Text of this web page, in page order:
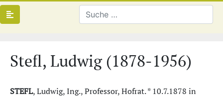
Stefl, Ludwig (1878-1956)
STEFL, Ludwig, Ing., Professor, Hofrat. * 10.7.1878 in